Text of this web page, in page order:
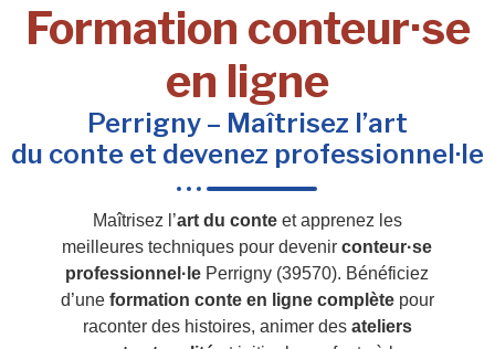
Formation conteur·se
en ligne
Perrigny – Maîtrisez l’art
du conte et devenez professionnel·le
Maîtrisez l’art du conteet apprenez les
meilleures techniques pour devenirconteur·se
professionnel·le Perrigny (39570). Bénéficiez
d’une formation conte en ligne complètepour
raconter des histoires, animer des ateliers